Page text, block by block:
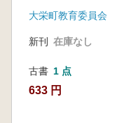
大栄町教育委員会
新刊 在庫なし
古書 1 点
633 円